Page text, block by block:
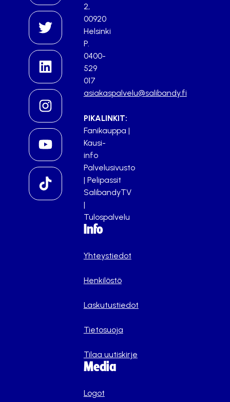
2,
00920
Helsinki
P.
0400-
529
017
asiakaspalvelu@salibandy.fi
PIKALINKIT:
Fanikauppa |
Kausi-
info
Palvelusivusto
| Pelipassit
SalibandyTV
|
Tulospalvelu
Info
Yhteystiedot
Henkilöstö
Laskutustiedot
Tietosuoja
Tilaa uutiskirje
Media
Logot